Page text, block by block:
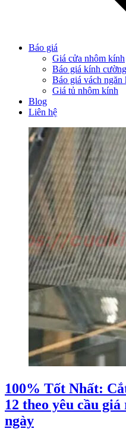
Báo giá
Giá cửa nhôm kính
Báo giá kính
Báo giá vách ngăn
Giá tủ nhôm kính
Blog
Liên hệ
100% Tốt Nhất:
12 theo yêu cầu
ngày